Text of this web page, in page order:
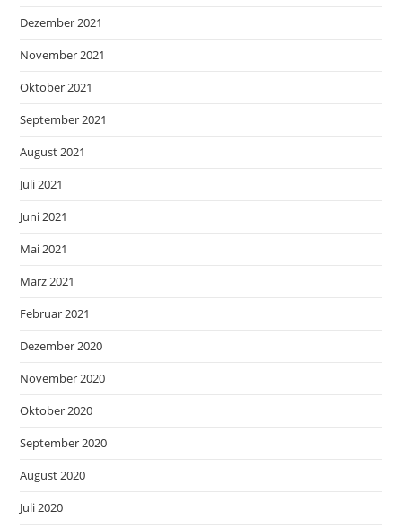
Dezember 2021
November 2021
Oktober 2021
September 2021
August 2021
Juli 2021
Juni 2021
Mai 2021
März 2021
Februar 2021
Dezember 2020
November 2020
Oktober 2020
September 2020
August 2020
Juli 2020